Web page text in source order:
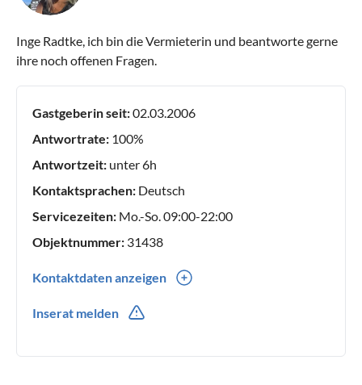
Inge Radtke, ich bin die Vermieterin und beantworte gerne
ihre noch offenen Fragen.
Gastgeberin seit:02.03.2006
Antwortrate: 100%
Antwortzeit: unter 6h
Kontaktsprachen: Deutsch
Servicezeiten: Mo.-So. 09:00-22:00
Objektnummer: 31438
Kontaktdaten anzeigen
Inserat melden